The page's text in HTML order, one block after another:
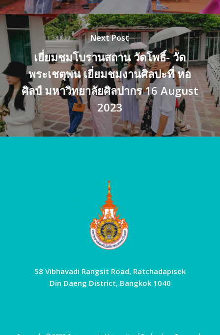
Next Post
เยี่ยมชมโบรานสถาน วัดโพธิ์- วัด
พระเชตุพน เยี่ยมชมงานศิลปะที่ หอ
ศิลป์ มหาวิทยาลัยศิลปากร 16 August
2023
58 Vibhavadi Rangsit Road, Ratchadapisek
Din Daeng District, Bangkok 1040